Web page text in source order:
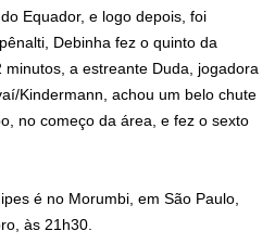
Equador, e logo depois, foi
Debinha fez o quinto da
minutos, a estreante Duda, jogadora
Kindermann, achou um belo chute
no começo da área, e fez o sexto
é no Morumbi, em São Paulo,
às 21h30.